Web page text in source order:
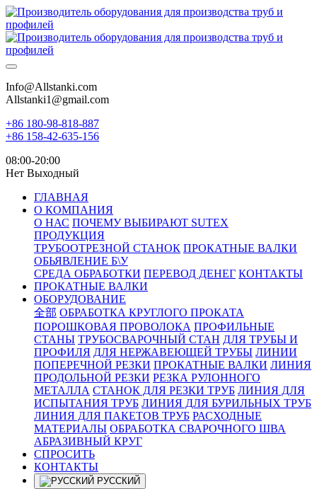
Info@Allstanki.com
Allstanki1@gmail.com
+86 180-98-818-887
+86 158-42-635-156
08:00-20:00
Нет Выходный
ГЛАВНАЯ
О КОМПАНИЯ
О НАС ПОЧЕМУ ВЫБИРАЮТ SUTEX
ПРОДУКЦИЯ
ТРУБООТРЕЗНОЙ СТАНОК ПРОКАТНЫЕ ВАЛКИ
ОБЬЯВЛЕНИЕ Б\У
СРЕДА ОБРАБОТКИ ПЕРЕВОД ДЕНЕГ КОНТАКТЫ
ПРОКАТНЫЕ ВАЛКИ
ОБОРУДОВАНИЕ
全部 ОБРАБОТКА КРУГЛОГО ПРОКАТА
ПОРОШКОВАЯ ПРОВОЛОКА ПРОФИЛЬНЫЕ
СТАНЫ ТРУБОСВАРОЧНЫЙ СТАН ДЛЯ ТРУБЫ И
ПРОФИЛЯ ДЛЯ НЕРЖАВЕЮЩЕЙ ТРУБЫ ЛИНИИ
ПОПЕРЕЧНОЙ РЕЗКИ ПРОКАТНЫЕ ВАЛКИ ЛИНИЯ
ПРОДОЛЬНОЙ РЕЗКИ РЕЗКА РУЛОННОГО
МЕТАЛЛА СТАНОК ДЛЯ РЕЗКИ ТРУБ ЛИНИЯ ДЛЯ
ИСПЫТАНИЯ ТРУБ ЛИНИЯ ДЛЯ БУРИЛЬНЫХ ТРУБ
ЛИНИЯ ДЛЯ ПАКЕТОВ ТРУБ РАСХОДНЫЕ
МАТЕРИАЛЫ OБРАБОТКА СВАРОЧНОГО ШВА
АБРАЗИВНЫЙ КРУГ
СПРОСИТЬ
КОНТАКТЫ
РУССКИЙ